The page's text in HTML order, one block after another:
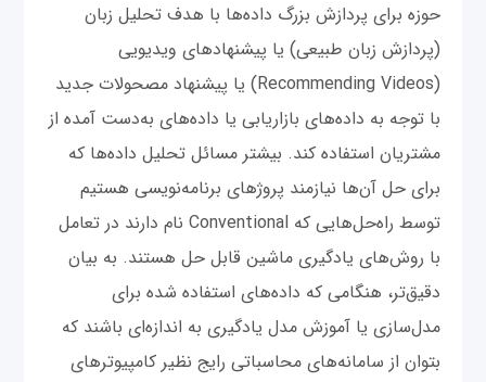
حوزه برای پردازش بزرگ داده‌ها با هدف تحلیل زبان
(پردازش زبان طبیعی) یا پیشنهادهای ویدیویی
(Recommending Videos) یا پیشنهاد مصحولات جدید
با توجه به داده‌های بازاریابی یا داده‌های به‌دست آمده از
مشتریان استفاده کند. بیشتر مسائل تحلیل داده‌ها که
برای حل آن‌ها نیازمند پروژ‌های برنامه‌نویسی هستیم
توسط راه‌حل‌هایی که Conventional نام دارند در تعامل
با روش‌های یادگیری ماشین قابل حل هستند. به بیان
دقیق‌تر، هنگامی که داده‌های استفاده شده برای
مدل‌سازی یا آموزش مدل یادگیری به اندازه‌ای باشند که
بتوان از سامانه‌های محاسباتی رایج نظیر کامپیوترهای